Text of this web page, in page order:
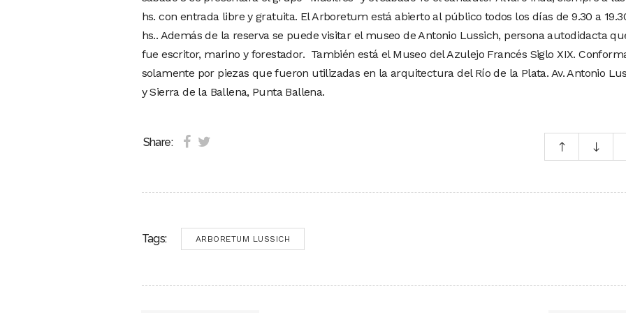
hs. con entrada libre y gratuita. El Arboretum está abierto al público todos los días de 9.30 a
hs.. Además de la reserva se puede visitar el museo de Antonio Lussich, persona autodidacta
fue escritor, marino y forestador. También está el Museo del Azulejo Francés Siglo XIX.
solamente por piezas que fueron utilizadas en la arquitectura del Río de la Plata. Av. Antonio
y Sierra de la Ballena, Punta Ballena.
Share:
Tags: ARBORETUM LUSSICH